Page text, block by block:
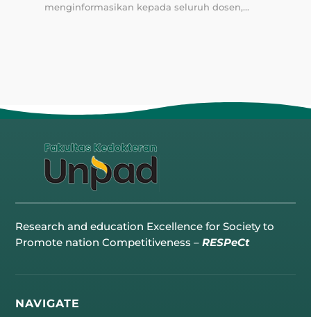
menginformasikan kepada seluruh dosen,...
Research and education Excellence for Society to
Promote nation Competitiveness –RESPeCt
NAVIGATE